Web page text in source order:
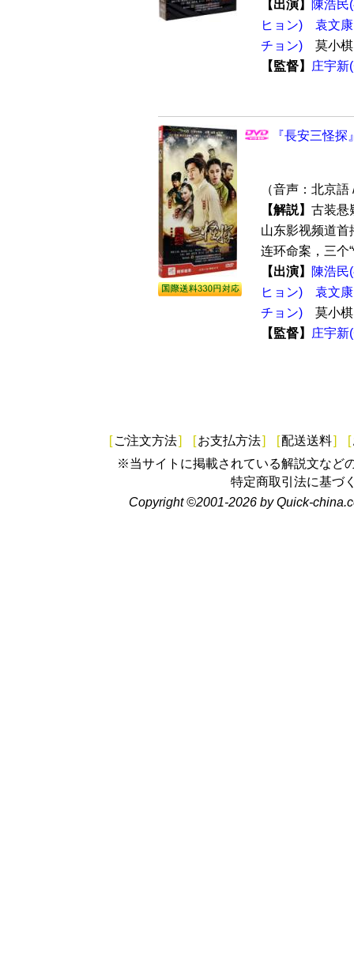
【出演】
陳浩民
ヒョン)
袁文
チョン) 莫小
【監督】
庄宇新
『長安三怪
（音声：北京
【解説】 古装悬
山东影视频道首
连环命案，三个
【出演】
陳浩民
ヒョン)
袁文
チョン) 莫小
【監督】
庄宇新
[ ご注文方法] [お支払方法] [配送送料] [
※当サイトに掲載されている解説文など
特定商取引法に基づ
Copyright ©2001-2026 by Quick-